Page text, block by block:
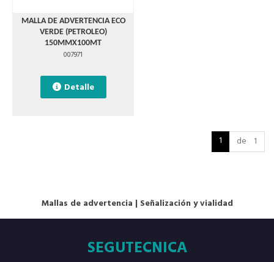
MALLA DE ADVERTENCIA ECO
VERDE (PETROLEO)
150MMX100MT
007971
Detalle
1 de 1
Mallas de advertencia | Señalización y vialidad
SEGUTECNICA